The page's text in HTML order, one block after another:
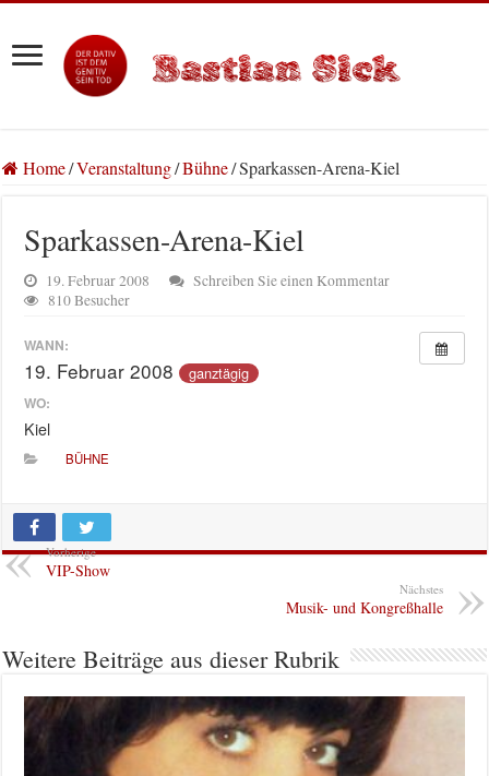
Home/Veranstaltung/Bühne/Sparkassen-Arena-Kiel
Sparkassen-Arena-Kiel
19. Februar 2008
Schreiben Sie einen Kommentar
810 Besucher
WANN:
19. Februar 2008 ganztägig
WO:
Kiel
BÜHNE
Vorherige
VIP-Show
Nächstes
Musik- und Kongreßhalle
Weitere Beiträge aus dieser Rubrik